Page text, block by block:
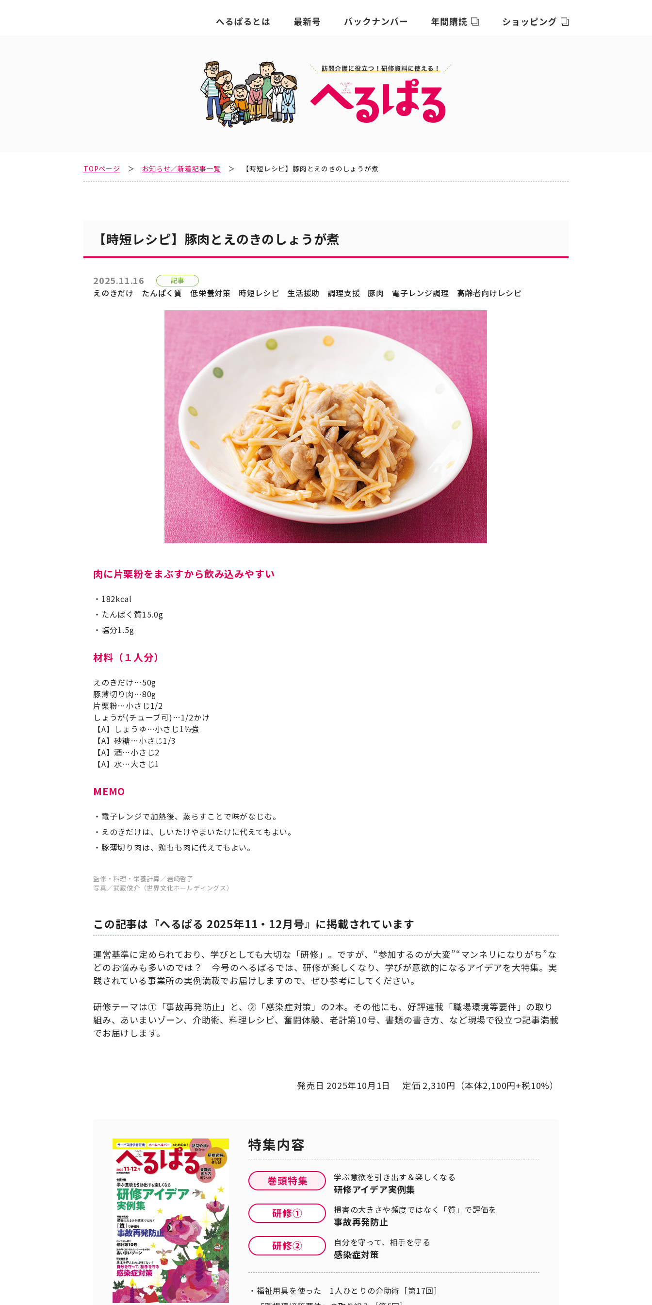
TOPページ お知らせ／新着記事一覧 【時短レシピ】豚肉とえのきのしょうが煮
【時短レシピ】豚肉とえのきのしょうが煮
2025.11.16 記事
えのきだけ たんぱく質 低栄養対策 時短レシピ 生活援助 調理支援 豚肉 電子レンジ調理 高齢者向けレシピ
肉に片栗粉をまぶすから飲み込みやすい
182kcal
たんぱく質15.0g
塩分1.5g
材料（１人分）
えのきだけ…50g
豚薄切り肉…80g
片栗粉…小さじ1/2
しょうが(チューブ可)…1/2かけ
【A】しょうゆ…小さじ1½強
【A】砂糖…小さじ1/3
【A】酒…小さじ2
【A】水…大さじ1
MEMO
電子レンジで加熱後、蒸らすことで味がなじむ。
えのきだけは、しいたけやまいたけに代えてもよい。
豚薄切り肉は、鶏もも肉に代えてもよい。
監修・料理・栄養計算／岩﨑啓子
写真／武蔵俊介（世界文化ホールディングス）
この記事は『へるぱる 2025年11・12月号』に掲載されています
運営基準に定められており、学びとしても大切な「研修」。ですが、“参加するのが大変”“マンネリになりがち”な
どのお悩みも多いのでは？ 今号のへるぱるでは、研修が楽しくなり、学びが意欲的になるアイデアを大特集。実
践されている事業所の実例満載でお届けしますので、ぜひ参考にしてください。
研修テーマは①「事故再発防止」と、②「感染症対策」の2本。その他にも、好評連載「職場環境等要件」の取り
組み、あいまいゾーン、介助術、料理レシピ、奮闘体験、老計第10号、書類の書き方、など現場で役立つ記事満載
でお届けします。
発売日 2025年10月1日 定価 2,310円（本体2,100円+税10%）
学ぶ意欲を引き出す＆楽しくなる
研修アイデア実例集
損害の大きさや頻度ではなく「質」で評価を
事故再発防止
自分を守って、相手を守る
感染症対策
福祉用具を使った 1人ひとりの介助術［第17回］